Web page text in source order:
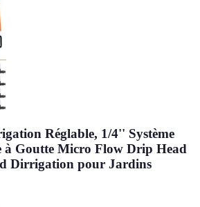
Réglable, 1/4'' Système
Goutte Micro Flow Drip Head
Dirrigation pour Jardins